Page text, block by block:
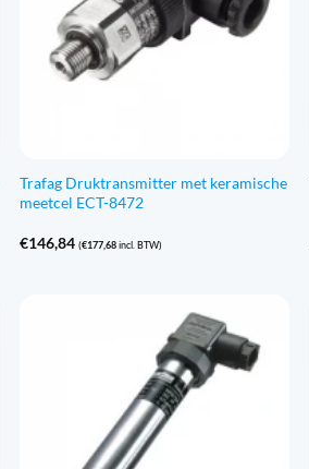
Trafag Druktransmitter met keramische
meetcel ECT-8472
€146,84 (€177,68incl. BTW)